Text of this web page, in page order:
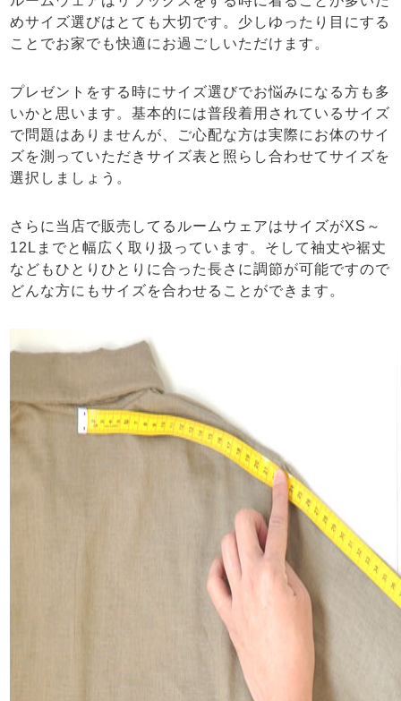
めサイズ選びはとても大切です。少しゆったり目にする
ことでお家でも快適にお過ごしいただけます。
プレゼントをする時にサイズ選びでお悩みになる方も多
いかと思います。基本的には普段着用されているサイズ
で問題はありませんが、ご心配な方は実際にお体のサイ
ズを測っていただきサイズ表と照らし合わせてサイズを
選択しましょう。
さらに当店で販売してるルームウェアはサイズがXS～
12Lまでと幅広く取り扱っています。そして袖丈や裾丈
などもひとりひとりに合った長さに調節が可能ですので
どんな方にもサイズを合わせることができます。